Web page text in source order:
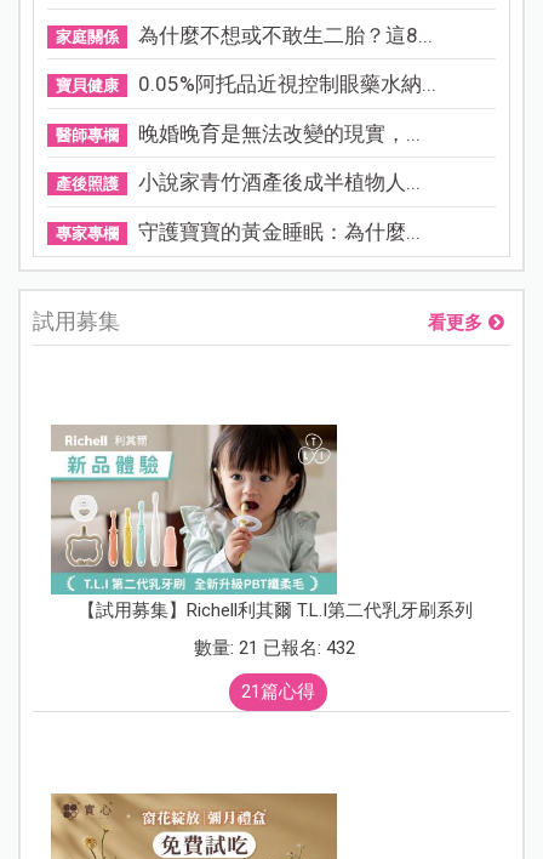
家庭關係 為什麼不想或不敢生二胎？這8...
寶貝健康 0.05%阿托品近視控制眼藥水納...
醫師專欄 晚婚晚育是無法改變的現實，...
產後照護 小說家青竹酒產後成半植物人...
專家專欄 守護寶寶的黃金睡眠：為什麼...
試用募集 看更多
【試用募集】Richell利其爾 T.L.I第二代乳牙刷系列
數量: 21 已報名: 432
21篇心得